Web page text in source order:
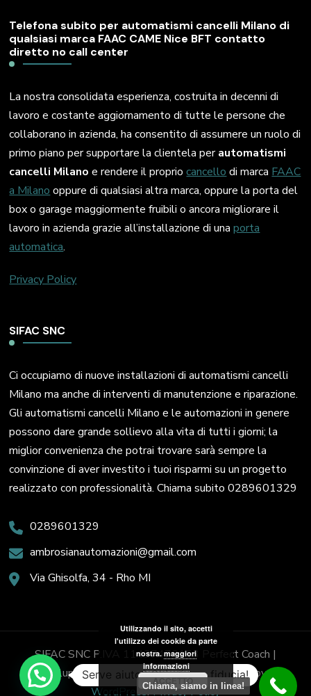
Telefona subito per automatismi cancelli Milano di
qualsiasi marca FAAC CAME Nice BFT contatto
diretto no call center
La nostra consolidata esperienza, costruita in decenni di
lavoro e costante aggiornamento di tutte le persone che
collaborano in azienda, ha consentito di assumere un ruolo di
primo piano per supportare la clientela perautomatismi
cancelli Milano e rendere il propriocancello di marca FAAC
a Milano oppure di qualsiasi altra marca, oppure la porta del
box o garage maggiormente fruibili o ancora migliorare il
lavoro in azienda grazie all’installazione di unaporta
automatica.
Privacy Policy
SIFAC SNC
Ci occupiamo di nuove installazioni di automatismi cancelli
Milano ma anche di interventi di manutenzione e riparazione.
Gli automatismi cancelli Milano e le automazioni in genere
possono dare grande sollievo alla vita di tutti i giorni; la
miglior convenienza che potrai trovare sarà sempre la
convinzione di aver investito i tuoi risparmi su un progetto
realizzato con professionalità. Chiama subito 0289601329
0289601329
ambrosianautomazioni@gmail.com
Via Ghisolfa, 34 - Rho MI
SIFAC SNC P.IVA 11437470153
Perfect Coach |
Sviluppato da Blossom Themes. Powered by
WordPress. Privacy Policy
Serve aiuto? Chiedi con fiducia!
Chiama, siamo in linea!
Utilizzando il sito, accetti
l'utilizzo dei cookie da parte
nostra. maggiori
informazioni
ACCETTO